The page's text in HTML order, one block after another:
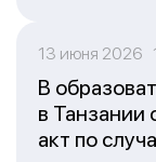
13 июня 2026
В
в Танзании
акт по